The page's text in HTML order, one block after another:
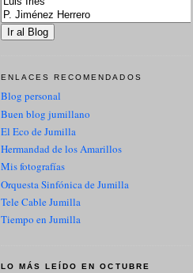
ENLACES RECOMENDADOS
Blog personal
Buen blog jumillano
El Eco de Jumilla
Hermandad de los Amarillos
Mis fotografías
Orquesta Sinfónica de Jumilla
Tele Cable Jumilla
Tiempo en Jumilla
LO MÁS LEÍDO EN OCTUBRE